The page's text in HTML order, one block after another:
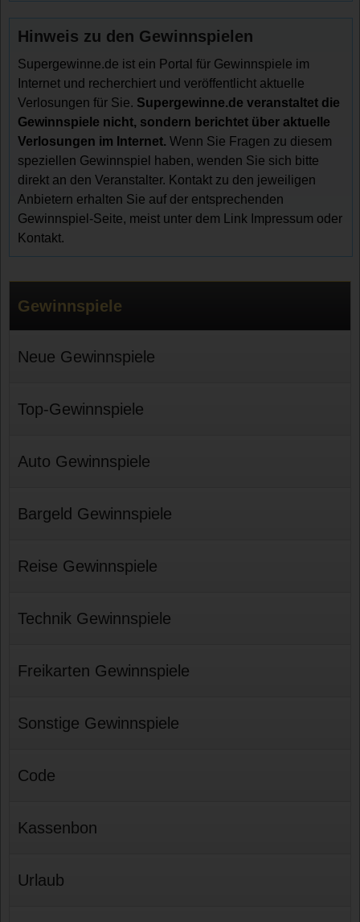
Hinweis zu den Gewinnspielen
Supergewinne.de ist ein Portal für Gewinnspiele im
Internet und recherchiert und veröffentlicht aktuelle
Verlosungen für Sie. Supergewinne.de veranstaltet die
Gewinnspiele nicht, sondern berichtet über aktuelle
Verlosungen im Internet. Wenn Sie Fragen zu diesem
speziellen Gewinnspiel haben, wenden Sie sich bitte
direkt an den Veranstalter. Kontakt zu den jeweiligen
Anbietern erhalten Sie auf der entsprechenden
Gewinnspiel-Seite, meist unter dem Link Impressum oder
Kontakt.
Gewinnspiele
Neue Gewinnspiele
Top-Gewinnspiele
Auto Gewinnspiele
Bargeld Gewinnspiele
Reise Gewinnspiele
Technik Gewinnspiele
Freikarten Gewinnspiele
Sonstige Gewinnspiele
Code
Kassenbon
Urlaub